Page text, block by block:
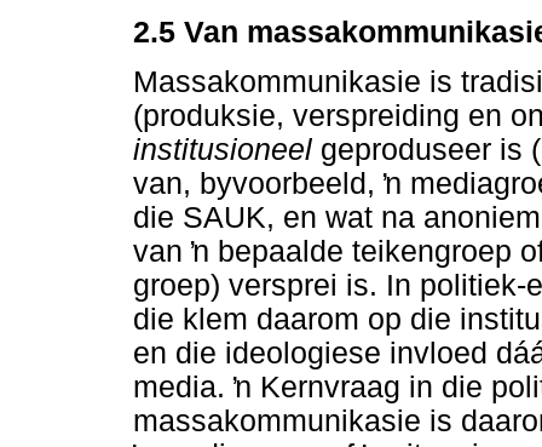
2.5 Van
Massakommunikasie is
(produksie, verspreiding en
institusioneel geproduseer is
van, byvoorbeeld, ŉ
die SAUK, en wat na
van ŉ bepaalde teikengroep
groep) versprei is. In
die klem daarom op die
en die ideologiese invloed
media. ŉ Kernvraag in die
massakommunikasie is